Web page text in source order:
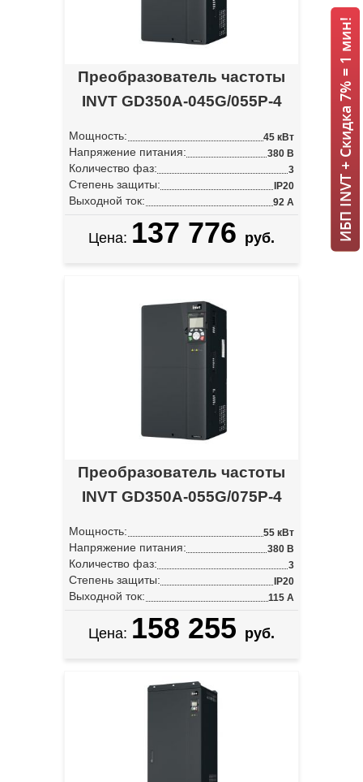
Преобразователь частоты
INVT GD350A-045G/055P-4
Мощность: 45 кВт
Напряжение питания: 380 В
Количество фаз: 3
Степень защиты: IP20
Выходной ток: 92 А
Цена: 137 776 руб.
Преобразователь частоты
INVT GD350A-055G/075P-4
Мощность: 55 кВт
Напряжение питания: 380 В
Количество фаз: 3
Степень защиты: IP20
Выходной ток: 115 А
Цена: 158 255 руб.
ИБП INVT + Скидка 7% = 1 мин!